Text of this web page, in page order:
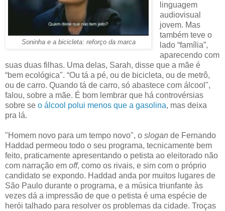
Soninha e a bicicleta: reforço da marca
linguagem
audiovisual
jovem. Mas
também teve o
lado “família”,
aparecendo com
suas duas filhas. Uma delas, Sarah, disse que a mãe é
“bem ecológica". “Ou tá a pé, ou de bicicleta, ou de metrô,
ou de carro. Quando tá de carro, só abastece com álcool",
falou, sobre a mãe. É bom lembrar que há controvérsias
sobre se o álcool polui menos que a gasolina, mas deixa
pra lá.
"Homem novo para um tempo novo", o slogan de Fernando
Haddad permeou todo o seu programa, tecnicamente bem
feito, praticamente apresentando o petista ao eleitorado não
com narração em off, como os rivais, e sim com o próprio
candidato se expondo. Haddad anda por muitos lugares de
São Paulo durante o programa, e a música triunfante às
vezes dá a impressão de que o petista é uma espécie de
herói talhado para resolver os problemas da cidade. Troças